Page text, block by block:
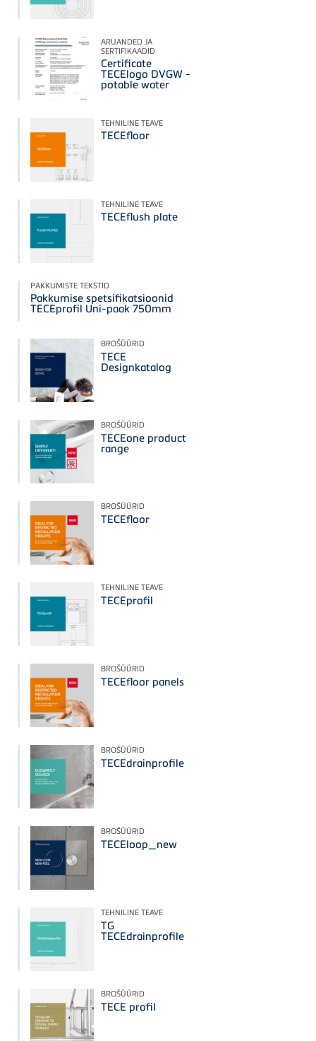
ARUANDED JA
SERTIFIKAADID
Certificate
TECElogo DVGW -
potable water
TEHNILINE TEAVE
TECEfloor
TEHNILINE TEAVE
TECEflush plate
PAKKUMISTE TEKSTID
Pakkumise spetsifikatsioonid
TECEprofil Uni-paak 750mm
BROŠÜÜRID
TECE
Designkatalog
BROŠÜÜRID
TECEone product
range
BROŠÜÜRID
TECEfloor
TEHNILINE TEAVE
TECEprofil
BROŠÜÜRID
TECEfloor panels
BROŠÜÜRID
TECEdrainprofile
BROŠÜÜRID
TECEloop_new
TEHNILINE TEAVE
TG
TECEdrainprofile
BROŠÜÜRID
TECE profil